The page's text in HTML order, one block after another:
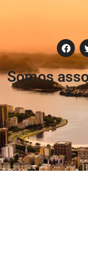
Somos
à: